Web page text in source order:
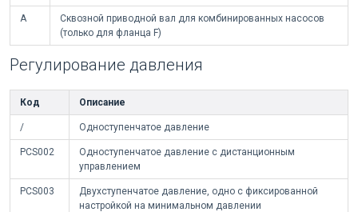
A
Сквозной приводной вал для комбинированных насосов
(только для фланца F)
Регулирование давления
Код Описание
/ Одноступенчатое давление
PCS002
Одноступенчатое давление с дистанционным
управлением
PCS003
Двухступенчатое давление, одно с фиксированной
настройкой на минимальном давлении